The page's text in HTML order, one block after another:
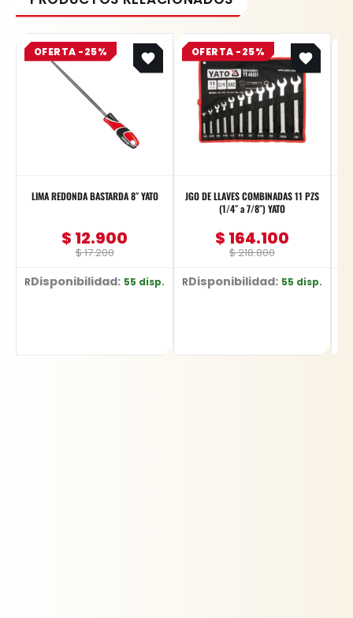
OFERTA -25%
LIMA REDONDA BASTARDA 8″ YATO
$17.200
Original
price
was:
$ 12.900
Current
price
is:
Ref: YT-62269
Disponibilidad: 55 disp.
OFERTA -25%
JGO DE LLAVES COMBINADAS 11 PZS
(1/4″ a 7/8″) YATO
$218.800
Original
price
was:
$ 218.800.
$ 164.100
Current
price
is:
$ 164.100.
Ref: YT-48851
Disponibilidad: 55 disp.